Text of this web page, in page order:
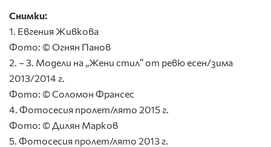
Снимки:
1. Евгения Живкова
Фото: © Огнян Панов
2. – 3. Модели на „Жени стил” от ревю есен/зима
2013/2014 г.
Фото: © Соломон Франсес
4. Фотосесия пролет/лято 2015 г.
Фото: © Дилян Марков
5. Фотосесия пролет/лято 2013 г.